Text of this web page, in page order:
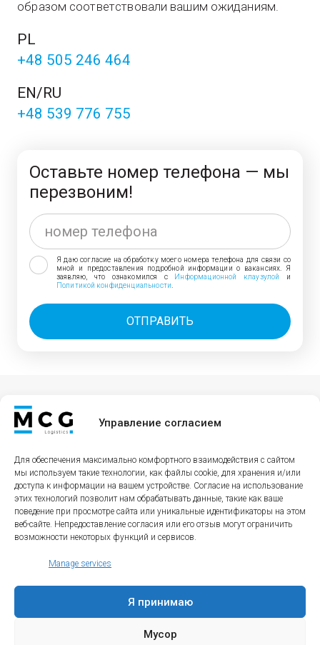
Управление согласием
Для обеспечения максимально комфортного взаимодействия с сайтом
мы используем такие технологии, как файлы cookie, для хранения и/или
доступа к информации на вашем устройстве. Согласие на использование
этих технологий позволит нам обрабатывать данные, такие как ваше
поведение при просмотре сайта или уникальные идентификаторы на этом
веб-сайте. Непредоставление согласия или его отзыв могут ограничить
возможности некоторых функций и сервисов.
Manage services
Я принимаю
Мусор
обра­зом соот­вет­ство­ва­ли вашим ожиданиям.
PL
+48 505 246 464
EN/RU
+48 539 776 755
Оставьте номер телефона — мы
перезвоним!
Я даю согласие на обработку моего номера телефона для связи со
мной и предоставления подробной информации о вакансиях. Я
заявляю, что ознакомился с
Информационной клаузулой
и
Политикой конфиденциальности
Lipowa 36
69-200 Sulęcin